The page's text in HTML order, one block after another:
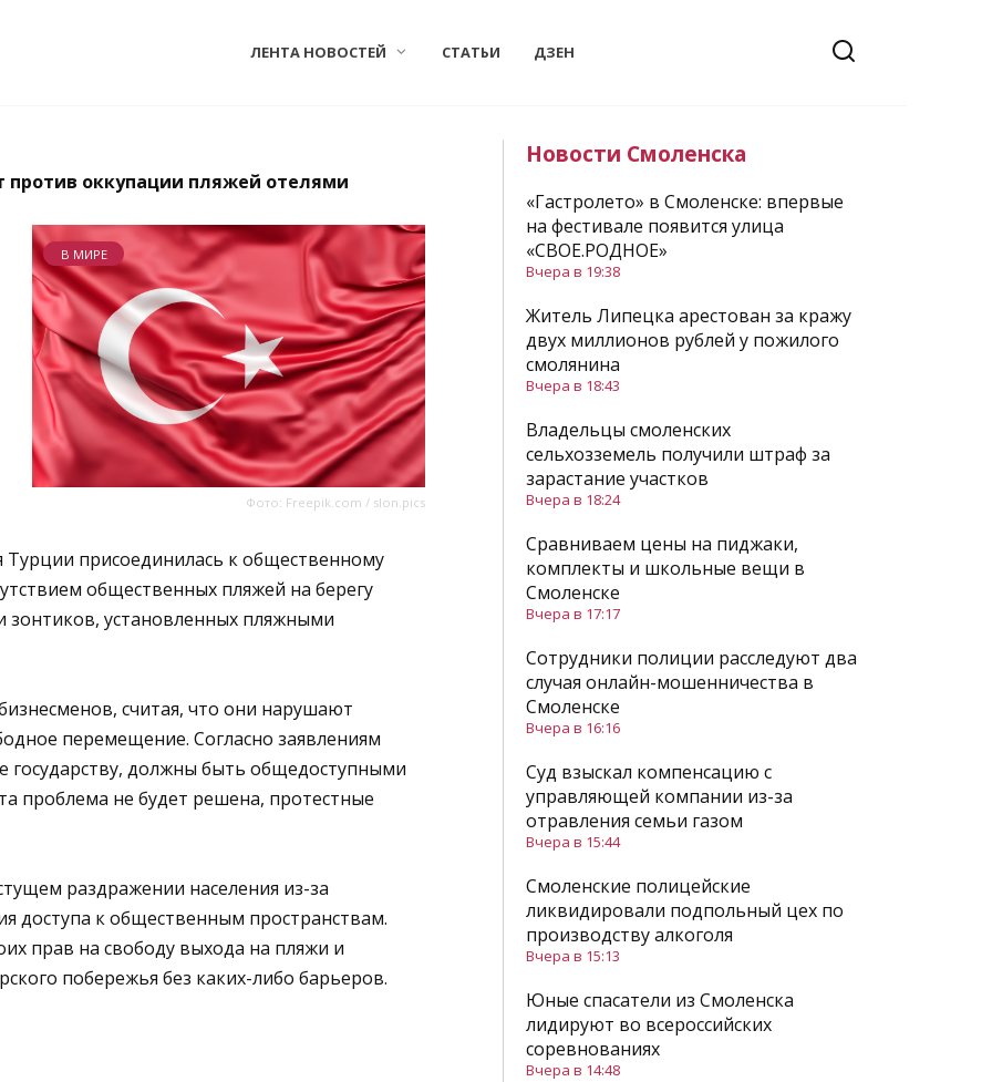
ЛЕНТА НОВОСТЕЙ СТАТЬИ ДЗЕН
оккупации пляжей отелями
Фото: Freepik.com / slon.pics
В МИРЕ
присоединилась к общественному
общественных пляжей на берегу
зонтиков, установленных пляжными
считая, что они нарушают
перемещение. Согласно заявлениям
должны быть общедоступными
проблема не будет решена, протестные
раздражении населения из-за
доступа к общественным пространствам.
прав на свободу выхода на пляжи и
побережья без каких-либо барьеров.
Новости Смоленска
«Гастролето» в Смоленске: впервые
на фестивале появится улица
«СВОЕ.РОДНОЕ»
Вчера в 19:38
Житель Липецка арестован за кражу
двух миллионов рублей у пожилого
смолянина
Вчера в 18:43
Владельцы смоленских
сельхозземель получили штраф за
зарастание участков
Вчера в 18:24
Сравниваем цены на пиджаки,
комплекты и школьные вещи в
Смоленске
Вчера в 17:17
Сотрудники полиции расследуют два
случая онлайн-мошенничества в
Смоленске
Вчера в 16:16
Суд взыскал компенсацию с
управляющей компании из-за
отравления семьи газом
Вчера в 15:44
Смоленские полицейские
ликвидировали подпольный цех по
производству алкоголя
Вчера в 15:13
Юные спасатели из Смоленска
лидируют во всероссийских
соревнованиях
Вчера в 14:48